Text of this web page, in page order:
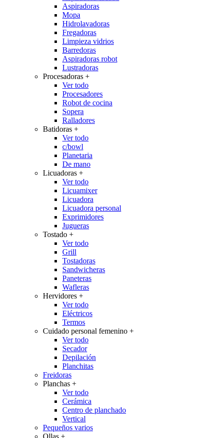
Aspiradoras
Mopa
Hidrolavadoras
Fregadoras
Limpieza vidrios
Barredoras
Aspiradoras robot
Lustradoras
Procesadoras +
Ver todo
Procesadores
Robot de cocina
Sopera
Ralladores
Batidoras +
Ver todo
c/bowl
Planetaria
De mano
Licuadoras +
Ver todo
Licuamixer
Licuadora
Licuadora personal
Exprimidores
Jugueras
Tostado +
Ver todo
Grill
Tostadoras
Sandwicheras
Paneteras
Wafleras
Hervidores +
Ver todo
Eléctricos
Termos
Cuidado personal femenino +
Ver todo
Secador
Depilación
Planchitas
Freidoras
Planchas +
Ver todo
Cerámica
Centro de planchado
Vertical
Pequeños varios
Ollas +